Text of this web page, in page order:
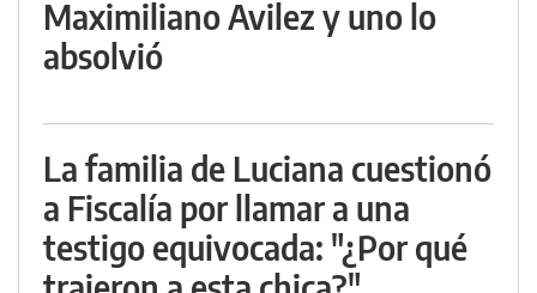
Maximiliano Avilez y uno lo
absolvió
La familia de Luciana cuestionó
a Fiscalía por llamar a una
testigo equivocada: "¿Por qué